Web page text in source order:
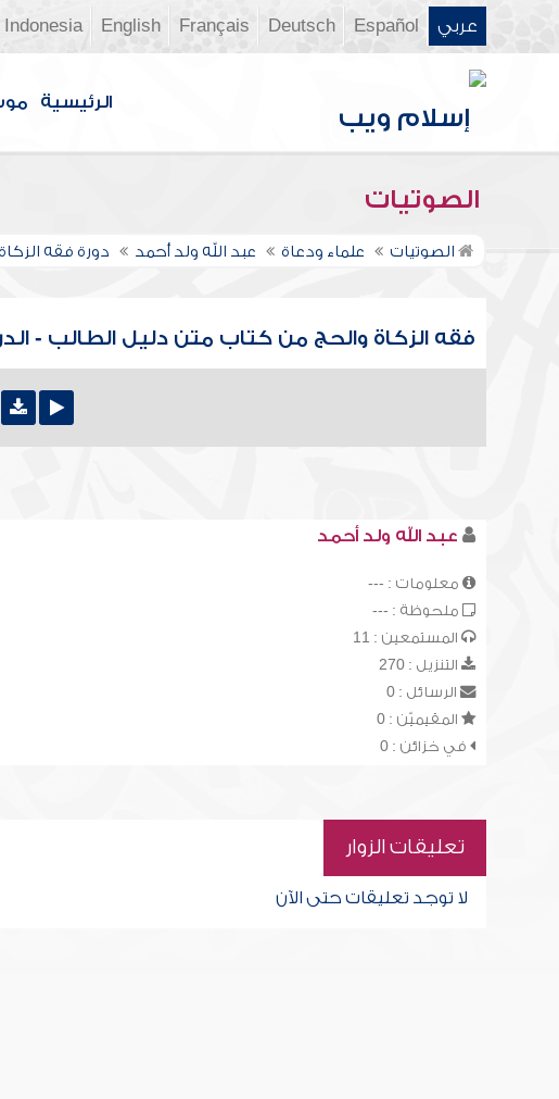
عربي Español
Deutsch
Français
English
Indonesia
الرئيسية
الصوتيات
الصوتيات علماء ودعاة عبد الله ولد أحمد دورة فقه
فقه الزكاة والحج من كتاب متن دليل الطالب -
عبد الله ولد أحمد
معلومات : ---
ملحوظة : ---
المستمعين : 11
التنزيل : 270
الرسائل : 0
المقيميّن : 0
في خزائن : 0
تعليقات الزوار
لا توجد تعليقات حتى الآن